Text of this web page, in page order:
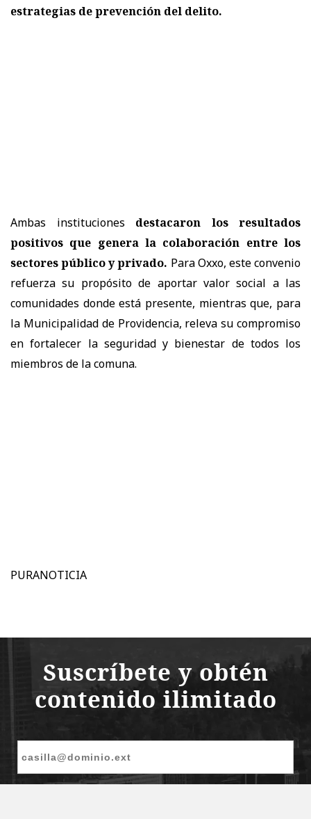
estrategias de prevención del delito.
Ambas instituciones destacaron los resultados
positivos que genera la colaboración entre los
sectores público y privado. Para Oxxo, este convenio
refuerza su propósito de aportar valor social a las
comunidades donde está presente, mientras que, para
la Municipalidad de Providencia, releva su compromiso
en fortalecer la seguridad y bienestar de todos los
miembros de la comuna.
PURANOTICIA